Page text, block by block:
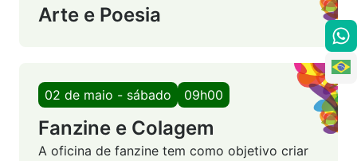
Arte e Poesia
02 de maio - sábado 09h00
Fanzine e Colagem
A oficina de fanzine tem como objetivo criar